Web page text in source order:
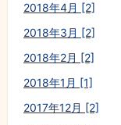
2018年4月 [2]
2018年3月 [2]
2018年2月 [2]
2018年1月 [1]
2017年12月 [2]